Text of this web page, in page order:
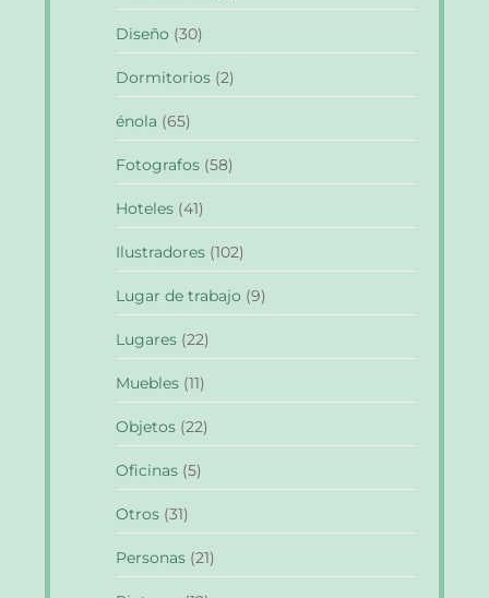
Diseño (30)
Dormitorios (2)
énola (65)
Fotografos (58)
Hoteles (41)
Ilustradores (102)
Lugar de trabajo (9)
Lugares (22)
Muebles (11)
Objetos (22)
Oficinas (5)
Otros (31)
Personas (21)